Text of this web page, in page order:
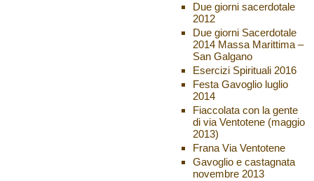
Due giorni sacerdotale
2012
Due giorni Sacerdotale
2014 Massa Marittima –
San Galgano
Esercizi Spirituali 2016
Festa Gavoglio luglio
2014
Fiaccolata con la gente
di via Ventotene (maggio
2013)
Frana Via Ventotene
Gavoglio e castagnata
novembre 2013